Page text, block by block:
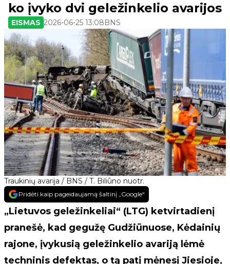
Traukinių avarija / BNS / T. Biliūno nuotr.
ko įvyko dvi geležinkelio avarijos
EISMAS 2026-06-25 13:08BNS
Pridėti kaip pageidaujamą šaltinį „Google“
„Lietuvos geležinkeliai“ (LTG) ketvirtadienį
pranešė, kad gegužę Gudžiūnuose, Kėdainių
rajone, įvykusią geležinkelio avariją lėmė
techninis defektas, o tą patį mėnesį Jiesioje,